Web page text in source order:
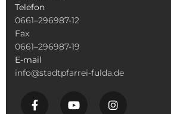
Telefon
0661–296987-12
Fax
0661–296987-19
E-mail
info@stadtpfarrei-fulda.de